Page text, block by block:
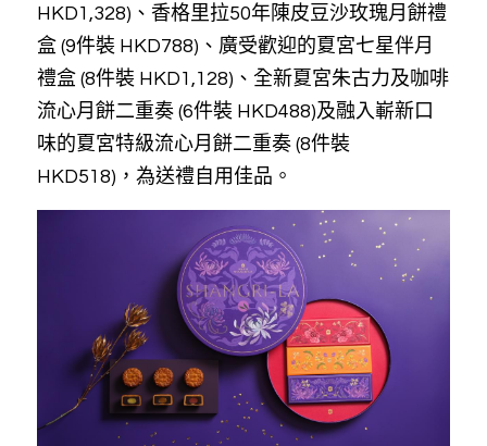
HKD1,328)、香格里拉50年陳皮豆沙玫瑰月餅禮
盒 (9件裝 HKD788)、廣受歡迎的夏宮七星伴月
禮盒 (8件裝 HKD1,128)、全新夏宮朱古力及咖啡
流心月餅二重奏 (6件裝 HKD488)及融入嶄新口
味的夏宮特級流心月餅二重奏 (8件裝
HKD518)，為送禮自用佳品。